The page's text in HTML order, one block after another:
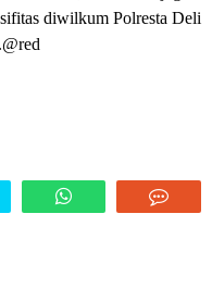
diwilkum Polresta Deli